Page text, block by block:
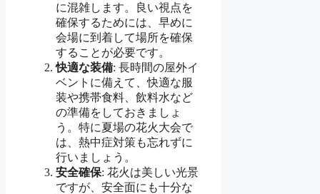
に混雑します。良い視点を
確保するためには、早めに
会場に到着して場所を確保
することが必要です。
快適な装備: 長時間の屋外イ
ベントに備えて、快適な服
装や携帯食料、飲料水など
の準備をしておきましょ
う。特に夏場の花火大会で
は、熱中症対策も忘れずに
行いましょう。
安全確保: 花火は美しい光景
ですが、安全面にも十分な